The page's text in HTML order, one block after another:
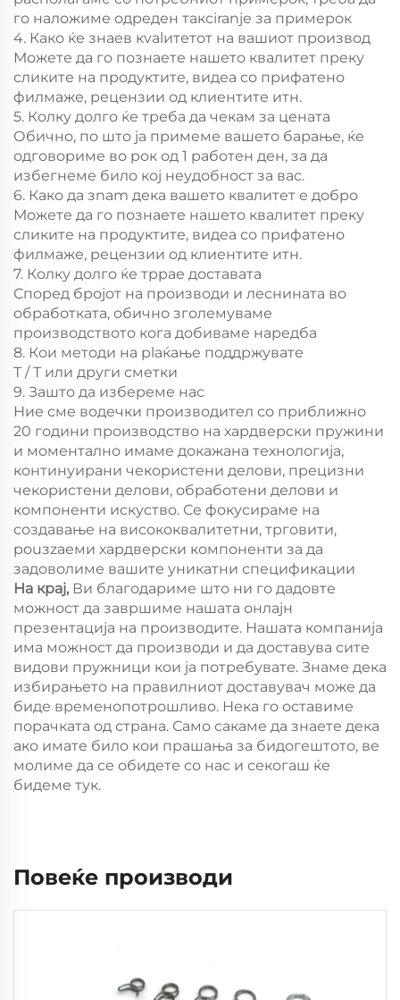
го наложиме одреден таксiranje за примерок
4. Како ќе знаев кvalитетот на вашиот производ
Можете да го познаете нашето квалитет преку
сликите на продуктите, видеа со прифатено
филмаже, рецензии од клиентите итн.
5. Колку долго ќе треба да чекам за цената
Обично, по што ја примеме вашето барање, ќе
одговориме во рок од 1 работен ден, за да
избегнеме било кој неудобност за вас.
6. Како да зnam дека вашето квалитет е добро
Можете да го познаете нашето квалитет преку
сликите на продуктите, видеа со прифатено
филмаже, рецензии од клиентите итн.
7. Колку долго ќе тррае доставата
Според бројот на производи и леснината во
обработката, обично зголемуваме
производството кога добиваме наредба
8. Кои методи на plaќањe поддржувате
Т / Т или други сметки
9. Зашто да избереме нaс
Ние сме водечки производител со приближно
20 години производство на хардверски пружини
и моментално имаме докажана технологија,
континуирани чекористени делови, прецизни
чекористени делови, обработени делови и
компоненти искуство. Се фокусираме на
создавање на висококвалитетни, трговити,
pouзzаеми хардверски компоненти за да
задоволиме вашите уникатни спецификации
На крај, Ви благодариме што ни го дадовте
можност да завршиме нашата онлајн
презентација на производите. Нашата компанија
има можност да производи и да доставува сите
видови пружници кои ја потребувате. Знаме дека
избирањето на правилниот доставувач може да
биде временопотрошливо. Нека го оставиме
порачката од страна. Само сакаме да знаете дека
ако имате било кои прашања за бидогештото, ве
молиме да се обидете со нас и секогаш ќе
бидеме тук.
Повеќе производи